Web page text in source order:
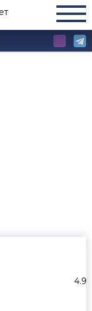
4.9